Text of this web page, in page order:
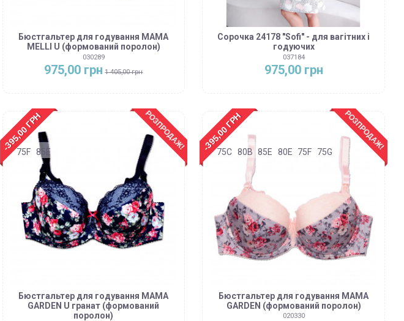
Бюстгальтер для годування MAMA
MELLI U (формований поролон)
030289
975,00 грн 1 405,00 грн
Сорочка 24178 "Sofi" - для вагітних і
годуючих
037184
975,00 грн
РОЗПРОДАЖ!
-395,00 ГРН
Бюстгальтер для годування MAMA
GARDEN U гранат (формований
поролон)
75F 85E
РОЗПРОДАЖ!
-395,00 ГРН
Бюстгальтер для годування MAMA
GARDEN (формований поролон)
020330
75C 80B 85E 80E 75F 75G